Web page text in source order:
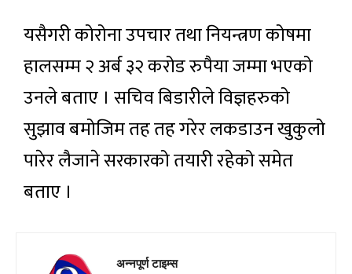
यसैगरी कोरोना उपचार तथा नियन्त्रण कोषमा
हालसम्म २ अर्ब ३२ करोड रुपैया जम्मा भएको
उनले बताए । सचिव बिडारीले विज्ञहरुको
सुझाव बमोजिम तह तह गरेर लकडाउन खुकुलो
पारेर लैजाने सरकारको तयारी रहेको समेत
बताए ।
अन्नपूर्ण टाइम्स